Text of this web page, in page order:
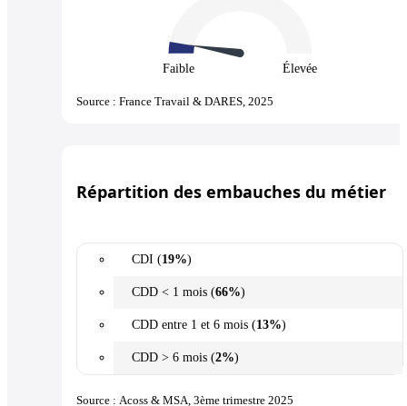
Faible Élevée
Source : France Travail & DARES, 2025
Répartition des embauches du métier
CDI (19%)
CDD < 1 mois (66%)
CDD entre 1 et 6 mois (13%)
CDD > 6 mois (2%)
Source : Acoss & MSA, 3ème trimestre 2025